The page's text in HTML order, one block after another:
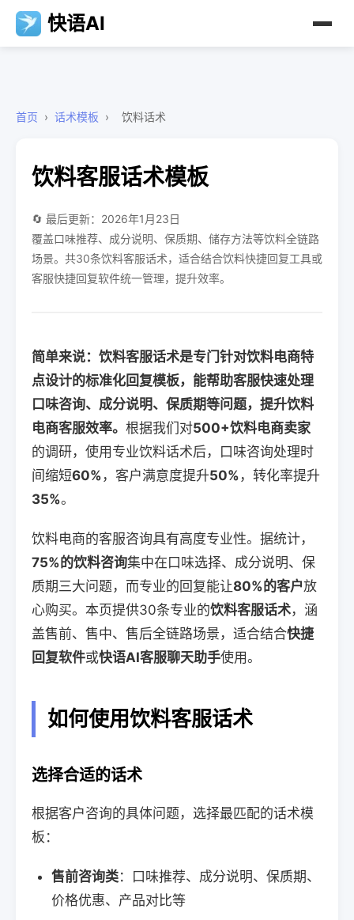
快语AI
首页 › 话术模板 › 饮料话术
饮料客服话术模板
🔄 最后更新：2026年1月23日
覆盖口味推荐、成分说明、保质期、储存方法等饮料全链路
场景。共30条饮料客服话术，适合结合饮料快捷回复工具或
客服快捷回复软件统一管理，提升效率。
简单来说：饮料客服话术是专门针对饮料电商特
点设计的标准化回复模板，能帮助客服快速处理
口味咨询、成分说明、保质期等问题，提升饮料
电商客服效率。 根据我们对500+饮料电商卖家
的调研，使用专业饮料话术后，口味咨询处理时
间缩短60% ，客户满意度提升50% ，转化率提升
35%。
饮料电商的客服咨询具有高度专业性。据统计，
75%的饮料咨询集中在口味选择、成分说明、保
质期三大问题，而专业的回复能让80%的客户放
心购买。本页提供30条专业的饮料客服话术，涵
盖售前、售中、售后全链路场景，适合结合快捷
回复软件或快语AI客服聊天助手使用。
如何使用饮料客服话术
选择合适的话术
根据客户咨询的具体问题，选择最匹配的话术模
板：
售前咨询类：口味推荐、成分说明、保质期、
价格优惠、产品对比等